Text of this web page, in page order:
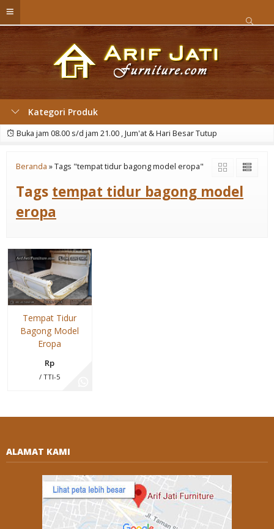
Kategori Produk
Buka jam 08.00 s/d jam 21.00 , Jum'at & Hari Besar Tutup
Beranda »Tags "tempat tidur bagong model eropa"
Tags tempat tidur bagong model
eropa
Tempat Tidur
Bagong Model
Eropa
Rp
/ TTI-5
ALAMAT KAMI